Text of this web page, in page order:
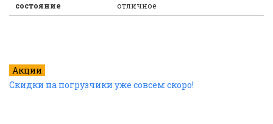
состояние
отличное
Акции
Скидки на погрузчики уже совсем скоро!